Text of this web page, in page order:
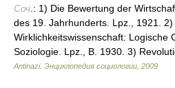
Соч .: 1) Die Bewertung der
des 19. Jahrhunderts. Lpz., 1921.
Wirklichkeitswissenschaft: Logische
Soziologie. Lpz., B. 1930. 3)
Antinazi. Энциклопедия социологии 2009